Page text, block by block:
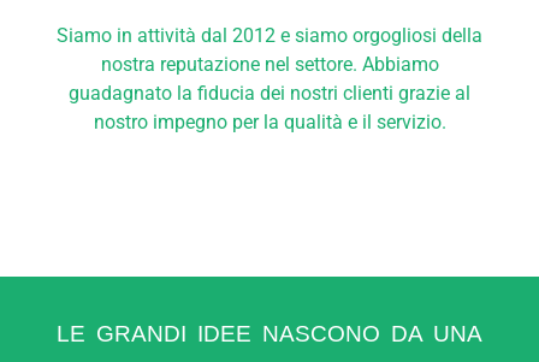
Siamo in attività dal 2012 e siamo orgogliosi della
nostra reputazione nel settore. Abbiamo
guadagnato la fiducia dei nostri clienti grazie al
nostro impegno per la qualità e il servizio.
LE GRANDI IDEE NASCONO DA UNA